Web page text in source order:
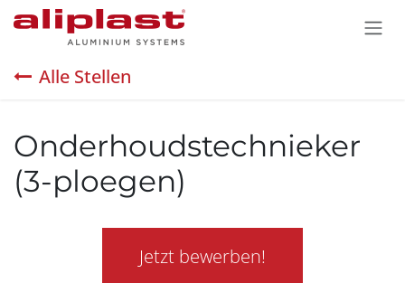
Zum Inhalt springen
Alle Stellen
Onderhoudstechnieker
(3-ploegen)
Jetzt bewerben!